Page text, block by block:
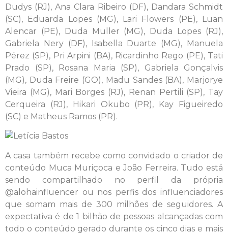
Dudys (RJ), Ana Clara Ribeiro (DF), Dandara Schmidt
(SC), Eduarda Lopes (MG), Lari Flowers (PE), Luan
Alencar (PE), Duda Muller (MG), Duda Lopes (RJ),
Gabriela Nery (DF), Isabella Duarte (MG), Manuela
Pérez (SP), Pri Arpini (BA), Ricardinho Rego (PE), Tati
Prado (SP), Rosana Maria (SP), Gabriela Gonçalvis
(MG), Duda Freire (GO), Madu Sandes (BA), Marjorye
Vieira (MG), Mari Borges (RJ), Renan Pertili (SP), Tay
Cerqueira (RJ), Hikari Okubo (PR), Kay Figueiredo
(SC) e Matheus Ramos (PR).
A casa também recebe como convidado o criador de
conteúdo Muca Muriçoca e João Ferreira. Tudo está
sendo compartilhado no perfil da própria
@alohainfluencer ou nos perfis dos influenciadores
que somam mais de 300 milhões de seguidores. A
expectativa é de 1 bilhão de pessoas alcançadas com
todo o conteúdo gerado durante os cinco dias e mais